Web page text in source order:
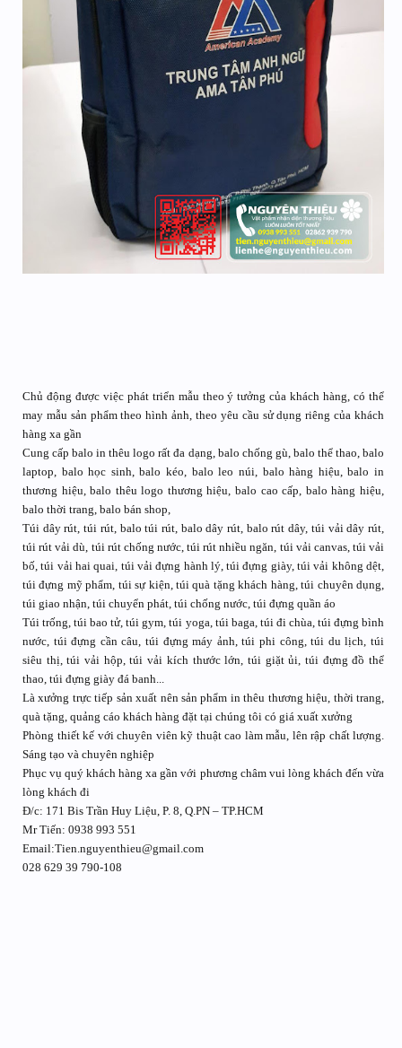
Chủ động được việc phát triển mẫu theo ý tưởng của khách hàng, có thể
may mẫu sản phẩm theo hình ảnh, theo yêu cầu sử dụng riêng của khách
hàng xa gần
Cung cấp balo in thêu logo rất đa dạng, balo chống gù, balo thể thao, balo
laptop, balo học sinh, balo kéo, balo leo núi, balo hàng hiệu, balo in
thương hiệu, balo thêu logo thương hiệu, balo cao cấp, balo hàng hiệu,
balo thời trang, balo bán shop,
Túi dây rút, túi rút, balo túi rút, balo dây rút, balo rút dây, túi vải dây rút,
túi rút vải dù, túi rút chống nước, túi rút nhiều ngăn, túi vải canvas, túi vải
bố, túi vải hai quai, túi vải đựng hành lý, túi đựng giày, túi vải không dệt,
túi đựng mỹ phẩm, túi sự kiện, túi quà tặng khách hàng, túi chuyên dụng,
túi giao nhận, túi chuyển phát, túi chống nước, túi đựng quần áo
Túi trống, túi bao tử, túi gym, túi yoga, túi baga, túi đi chùa, túi đựng bình
nước, túi đựng cần câu, túi đựng máy ảnh, túi phi công, túi du lịch, túi
siêu thị, túi vải hộp, túi vải kích thước lớn, túi giặt ủi, túi đựng đồ thể
thao, túi đựng giày đá banh...
Là xưởng trực tiếp sản xuất nên sản phẩm in thêu thương hiệu, thời trang,
quà tặng, quảng cáo khách hàng đặt tại chúng tôi có giá xuất xưởng
Phòng thiết kế với chuyên viên kỹ thuật cao làm mẫu, lên rập chất lượng.
Sáng tạo và chuyên nghiệp
Phục vụ quý khách hàng xa gần với phương châm vui lòng khách đến vừa
lòng khách đi
Đ/c: 171 Bis Trần Huy Liệu, P. 8, Q.PN – TP.HCM
Mr Tiến: 0938 993 551
Email:Tien.nguyenthieu@gmail.com
028 629 39 790-108